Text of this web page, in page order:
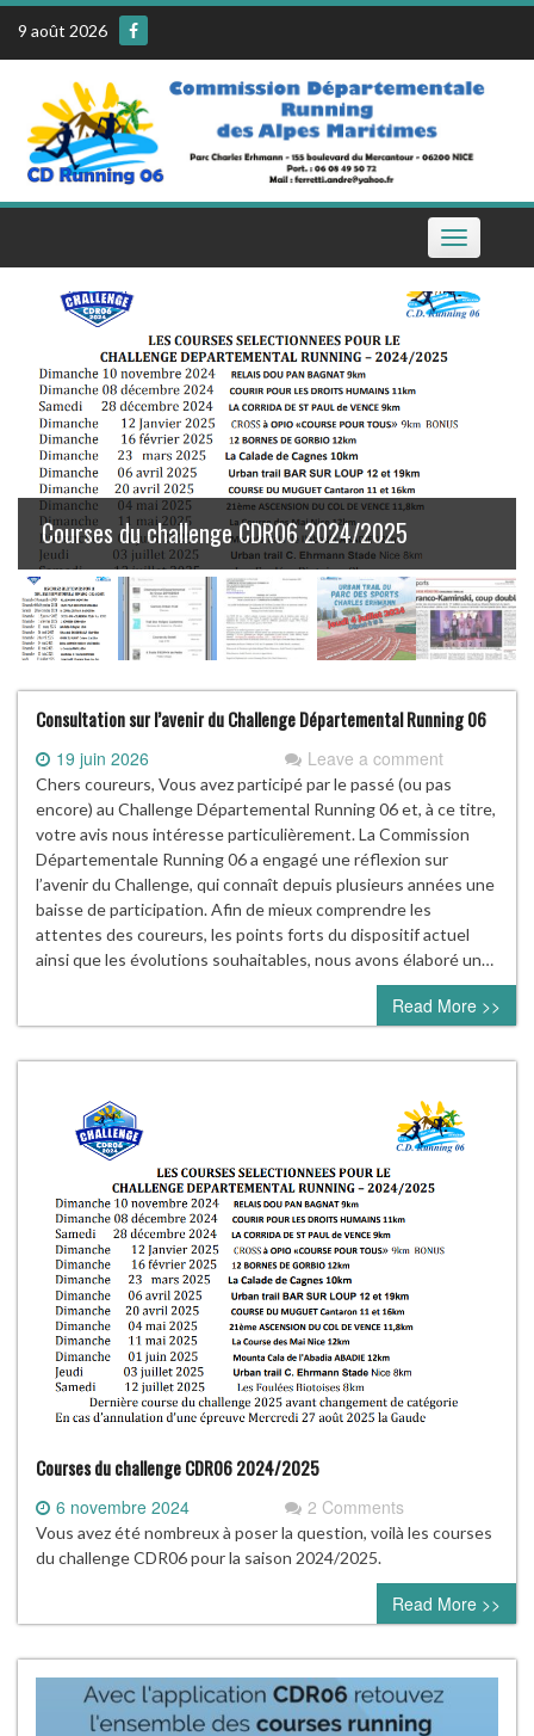
Skip
content
9 août 2026
Toggle
navigation
Le calendrier de la CDR06 sur votre téléphone
Consultation sur l’avenir du Challenge Départemental Running 06
19 juin 2026 Leave a comment
Chers coureurs, Vous avez participé par le passé (ou pas
encore) au Challenge Départemental Running 06 et, à ce titre,
votre avis nous intéresse particulièrement. La Commission
Départementale Running 06 a engagé une réflexion sur
l’avenir du Challenge, qui connaît depuis plusieurs années une
baisse de participation. Afin de mieux comprendre les
attentes des coureurs, les points forts du dispositif actuel
ainsi que les évolutions souhaitables, nous avons élaboré un…
Read More >>
Courses du challenge CDR06 2024/2025
6 novembre 2024 2 Comments
Vous avez été nombreux à poser la question, voilà les courses
du challenge CDR06 pour la saison 2024/2025.
Read More >>